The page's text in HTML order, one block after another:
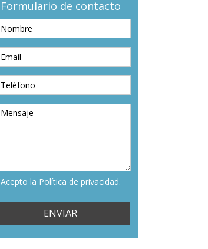
Formulario de contacto
Acepto la Política de privacidad.